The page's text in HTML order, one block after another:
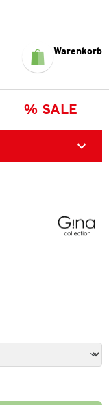
Warenkorb
% SALE